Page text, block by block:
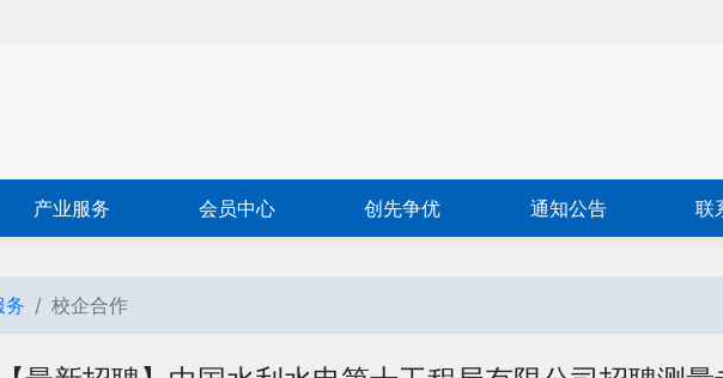
产业服务 会员中心 创先争优 通知公告 联
务 校企合作